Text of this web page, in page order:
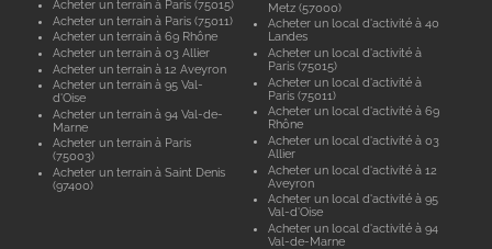
Acheter un terrain à Paris (75015)
Acheter un terrain à Paris (75011)
Acheter un terrain à 69 Rhône
Acheter un terrain à 03 Allier
Acheter un terrain à 12 Aveyron
Acheter un terrain à 95 Val-
d'Oise
Acheter un terrain à 94 Val-de-
Marne
Acheter un terrain à Paris
(75003)
Acheter un terrain à Saint Denis
(97400)
Metz (57000)
Acheter un local d'activité à 40
Landes
Acheter un local d'activité à
Paris (75015)
Acheter un local d'activité à
Paris (75011)
Acheter un local d'activité à 69
Rhône
Acheter un local d'activité à 03
Allier
Acheter un local d'activité à 12
Aveyron
Acheter un local d'activité à 95
Val-d'Oise
Acheter un local d'activité à 94
Val-de-Marne